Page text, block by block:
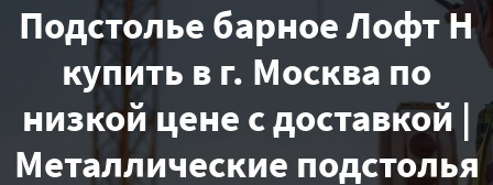
Подстолье барное Лофт Н
купить в г. Москва по
низкой цене с доставкой |
Металлические подстолья